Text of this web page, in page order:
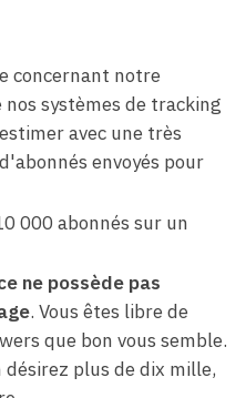
concernant notre
systèmes de tracking
avec une très
envoyés pour
000 abonnés sur un
ne possède pas
. Vous êtes libre de
que bon vous semble.
désirez plus de dix mille,